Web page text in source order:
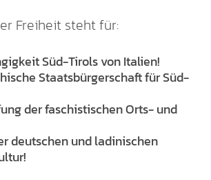
Freiheit steht für:
Süd-Tirols von Italien!
Staatsbürgerschaft für Süd-
der faschistischen Orts- und
deutschen und ladinischen